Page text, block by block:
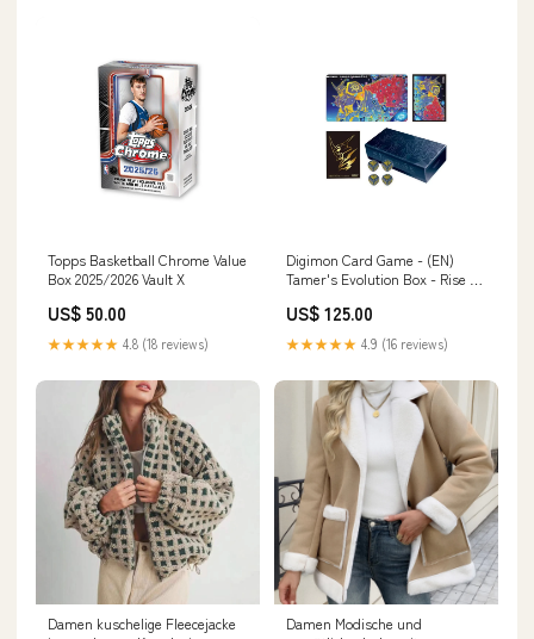
Topps Basketball Chrome Value
Box 2025/2026 Vault X
US$ 50.00
★★★★★ 4.8 (18 reviews)
Digimon Card Game - (EN)
Tamer's Evolution Box - Rise of
US$ 125.00
★★★★★ 4.9 (16 reviews)
Damen kuschelige Fleecejacke
Damen Modische und